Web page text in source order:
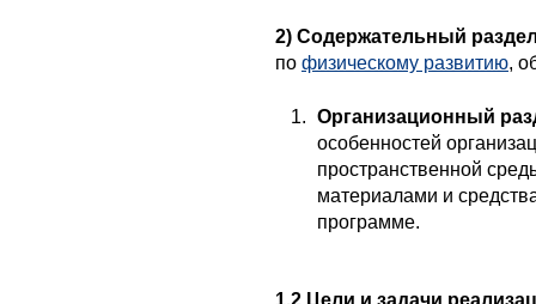
2) Содержательный
по физическому развитию,
Организационный
особенностей
пространственной
материалами и
программе.
1.2 Цели и задачи